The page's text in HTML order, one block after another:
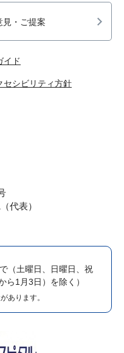
見・ご提案
イド
セシビリティ方針
代表）
（土曜日、日曜日、祝
ら1月3日）を除く）
あります。